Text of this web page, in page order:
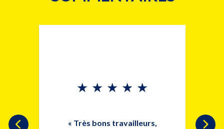
un
★ ★ ★ ★ ★
« Très bons travailleurs,
«